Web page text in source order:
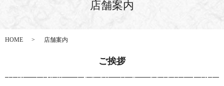
店舗案内
HOME 店舗案内
ご挨拶